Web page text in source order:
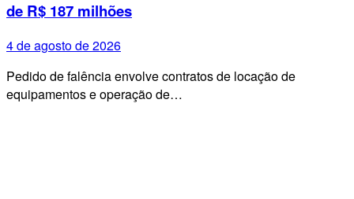
de R$ 187 milhões
4 de agosto de 2026
Pedido de falência envolve contratos de locação de
equipamentos e operação de…